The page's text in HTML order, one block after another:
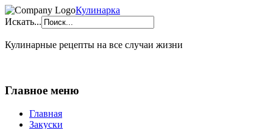
Кулинарка
Искать...
Кулинарные рецепты на все случаи жизни
Главное меню
Главная
Закуски